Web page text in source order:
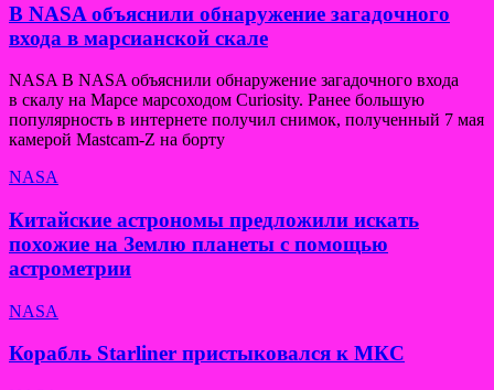
В NASA объяснили обнаружение загадочного
входа в марсианской скале
NASA В NASA объяснили обнаружение загадочного входа
в скалу на Марсе марсоходом Curiosity. Ранее большую
популярность в интернете получил снимок, полученный 7 мая
камерой Mastcam-Z на борту
NASA
Китайские астрономы предложили искать
похожие на Землю планеты с помощью
астрометрии
NASA
Корабль Starliner пристыковался к МКС